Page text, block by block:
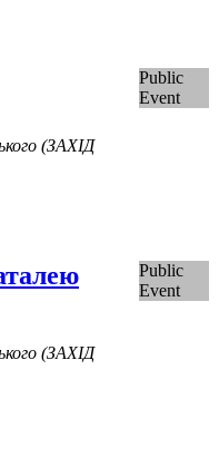
(ЗАХІД
Public
Event
(ЗАХІД
Public
Event